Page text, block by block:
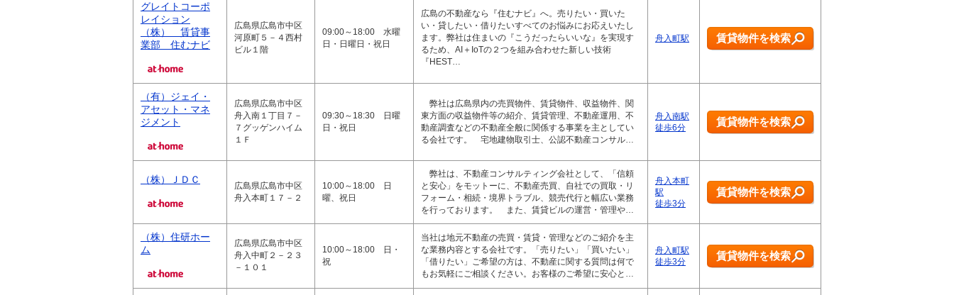
グレイトコーポ
レイション
（株） 賃貸事
業部 住むナビ
広島県広島市中区
河原町５－４西村
ビル１階
09:00～18:00 水曜
日・日曜日・祝日
広島の不動産なら『住むナビ』へ。売りたい・買いた
い・貸したい・借りたいすべてのお悩みにお応えいたし
ます。弊社は住まいの『こうだったらいいな』を実現す
るため、AI＋IoTの２つを組み合わせた新しい技術
『HEST…
舟入町駅 賃貸物件を検索
（有）ジェイ・
アセット・マネ
ジメント
広島県広島市中区
舟入南１丁目７－
７グッゲンハイム
１Ｆ
09:30～18:30 日曜
日・祝日
弊社は広島県内の売買物件、賃貸物件、収益物件、関
東方面の収益物件等の紹介、賃貸管理、不動産運用、不
動産調査などの不動産全般に関係する事業を主としてい
る会社です。 宅地建物取引士、公認不動産コンサル…
舟入南駅
徒歩6分
賃貸物件を検索
（株）ＪＤＣ
広島県広島市中区
舟入本町１７－２
10:00～18:00 日
曜、祝日
弊社は、不動産コンサルティング会社として、「信頼
と安心」をモットーに、不動産売買、自社での買取・リ
フォーム・相続・境界トラブル、競売代行と幅広い業務
を行っております。 また、賃貸ビルの運営・管理や…
舟入本町
駅
徒歩3分
賃貸物件を検索
（株）住研ホー
ム
広島県広島市中区
舟入中町２－２３
－１０１
10:00～18:00 日・
祝
当社は地元不動産の売買・賃貸・管理などのご紹介を主
な業務内容とする会社です。「売りたい」「買いたい」
「借りたい」ご希望の方は、不動産に関する質問は何で
もお気軽にご相談ください。お客様のご希望に安心と…
舟入町駅
徒歩3分
賃貸物件を検索